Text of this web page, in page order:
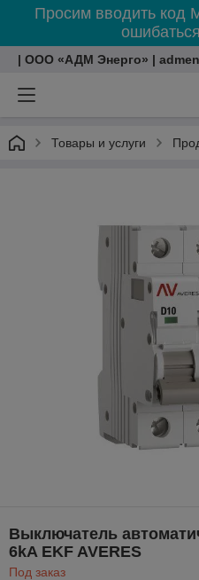
Просим вводить код
| ООО «АДМ Энерго» |
Товары и услуги
Выключатель
6kA EKF AVERES
Под заказ